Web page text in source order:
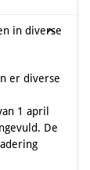
in diverse
er diverse
1 april
De